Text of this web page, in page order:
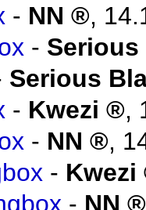
- NN ,
-
Serious
- Kwezi ,
- NN ,
- Kwezi
- NN